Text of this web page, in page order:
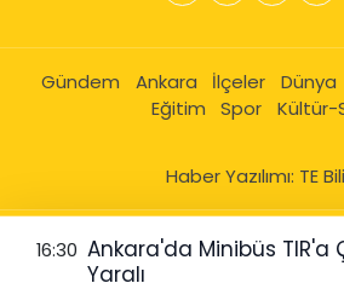
Gündem Ankara İlçeler Dünya
Eğitim
Spor Kültür-
Haber Yazılımı: TE
16:30 Ankara'da Minibüs TIR'a
Yaralı